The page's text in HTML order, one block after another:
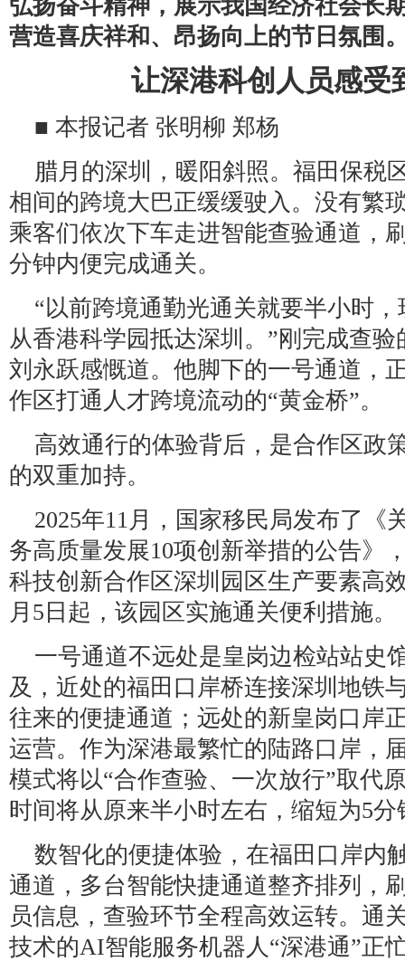
弘扬奋斗精神，展示我国经济社会长
营造喜庆祥和、昂扬向上的节日氛围
让深港科创人员感受
■ 本报记者 张明柳 郑杨
腊月的深圳，暖阳斜照。福田保税
相间的跨境大巴正缓缓驶入。没有繁
乘客们依次下车走进智能查验通道，
分钟内便完成通关。
“以前跨境通勤光通关就要半小时
从香港科学园抵达深圳。”刚完成查
刘永跃感慨道。他脚下的一号通道，
作区打通人才跨境流动的“黄金桥”。
高效通行的体验背后，是合作区政
的双重加持。
2025年11月，国家移民局发布了《
务高质量发展10项创新举措的公告》
科技创新合作区深圳园区生产要素高
月5日起，该园区实施通关便利措施。
一号通道不远处是皇岗边检站站史
及，近处的福田口岸桥连接深圳地铁
往来的便捷通道；远处的新皇岗口岸
运营。作为深港最繁忙的陆路口岸，
模式将以“合作查验、一次放行”取代
时间将从原来半小时左右，缩短为5分
数智化的便捷体验，在福田口岸内
通道，多台智能快捷通道整齐排列，
员信息，查验环节全程高效运转。通
技术的AI智能服务机器人“深港通”正